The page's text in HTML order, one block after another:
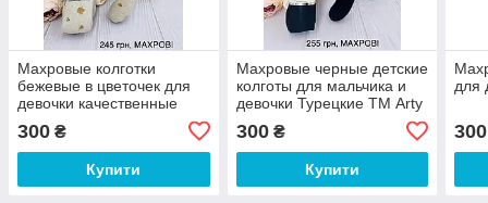
Махровые колготки
бежевые в цветочек для
девочки качественные
300 ₴
Купити
Махровые черные детские
колготы для мальчика и
девочки Турецкие ТМ Arty
300₴
Купити
для
300